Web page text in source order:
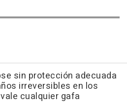
sin protección adecuada
irreversibles en los
cualquier gafa